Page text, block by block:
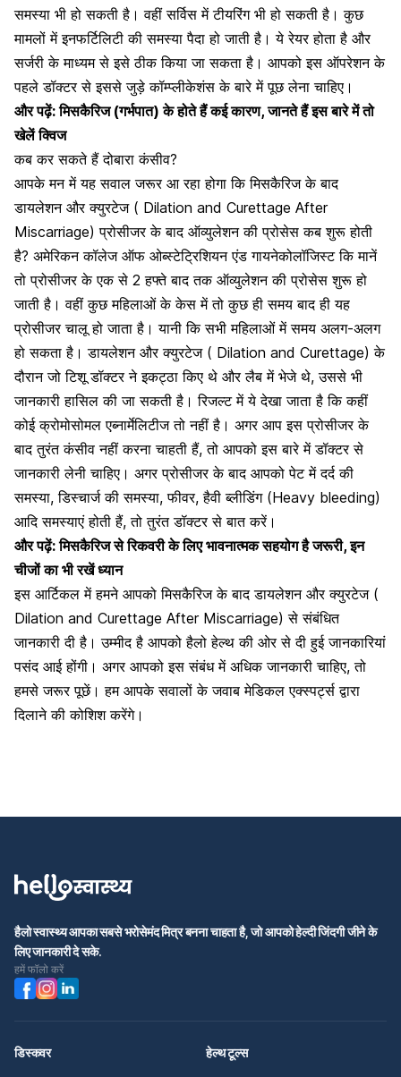
समस्या भी हो सकती है। वहीं सर्विस में टीयरिंग भी हो सकती है। कुछ
मामलों में इनफर्टिलिटी की समस्या पैदा हो जाती है। ये रेयर होता है और
सर्जरी के माध्यम से इसे ठीक किया जा सकता है। आपको इस ऑपरेशन के
पहले डॉक्टर से इससे जुड़े कॉम्प्लीकेशंस के बारे में पूछ लेना चाहिए।
और पढ़ें:मिसकैरिज (गर्भपात) के होते हैं कई कारण, जानते हैं इस बारे में तो
खेलें क्विज
कब कर सकते हैं दोबारा कंसीव?
आपके मन में यह सवाल जरूर आ रहा होगा कि मिसकैरिज के बाद
डायलेशन और क्युरटेज ( Dilation and Curettage After
Miscarriage) प्रोसीजर के बाद ऑव्युलेशन की प्रोसेस कब शुरू होती
है? अमेरिकन कॉलेज ऑफ ओब्स्टेट्रिशियन एंड गायनेकोलॉजिस्ट कि मानें
तो प्रोसीजर के एक से 2 हफ्ते बाद तक ऑव्युलेशन की प्रोसेस शुरू हो
जाती है। वहीं कुछ महिलाओं के केस में तो कुछ ही समय बाद ही यह
प्रोसीजर चालू हो जाता है। यानी कि सभी महिलाओं में समय अलग-अलग
हो सकता है। डायलेशन और क्युरटेज ( Dilation and Curettage) के
दौरान जो टिशू डॉक्टर ने इकट्ठा किए थे और लैब में भेजे थे, उससे भी
जानकारी हासिल की जा सकती है। रिजल्ट में ये देखा जाता है कि कहीं
कोई क्रोमोसोमल एब्नार्मेलिटीज तो नहीं है। अगर आप इस प्रोसीजर के
बाद तुरंत कंसीव नहीं करना चाहती हैं, तो आपको इस बारे में डॉक्टर से
जानकारी लेनी चाहिए। अगर प्रोसीजर के बाद आपको पेट में दर्द की
समस्या, डिस्चार्ज की समस्या, फीवर,हैवी ब्लीडिंग (Heavy bleeding)
आदि समस्याएं होती हैं, तो तुरंत डॉक्टर से बात करें।
और पढ़ें:मिसकैरिज से रिकवरी के लिए भावनात्मक सहयोग है जरूरी, इन
चीजों का भी रखें ध्यान
इस आर्टिकल में हमने आपको मिसकैरिज के बाद डायलेशन और क्युरटेज (
Dilation and Curettage After Miscarriage) से संबंधित
जानकारी दी है। उम्मीद है आपकोहैलो हेल्थ की ओर से दी हुई जानकारियां
पसंद आई होंगी। अगर आपको इस संबंध में अधिक जानकारी चाहिए, तो
हमसे जरूर पूछें। हम आपके सवालों के जवाब मेडिकल एक्स्पर्ट्स द्वारा
दिलाने की कोशिश करेंगे।
हैलो स्वास्थ्य आपका सबसे भरोसेमंद मित्र बनना चाहता है, जो आपको हेल्दी जिंदगी जीने के
लिए जानकारी दे सके.
हमें फॉलो करें
डिस्कवर हेल्थ टूल्स